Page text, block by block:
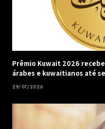
Prêmio Kuwait 2026
árabes e kuwaitianos até
29/07/2026